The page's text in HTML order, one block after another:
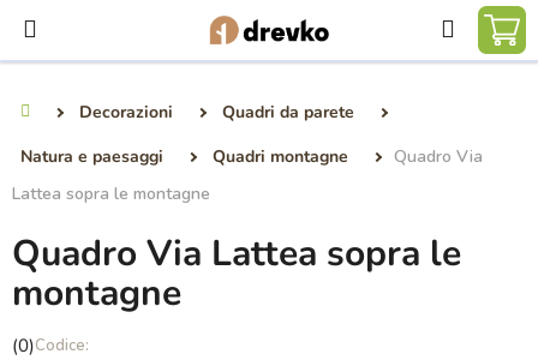
contenuto
Ricerca
Decorazioni
Quadri da parete
Natura e paesaggi
Quadri montagne
Quadro Via
Lattea sopra le montagne
Quadro Via Lattea sopra le
montagne
La
(0)